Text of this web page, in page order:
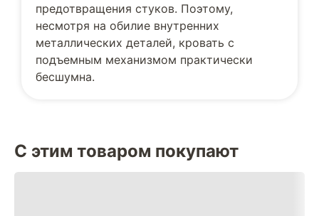
предотвращения стуков. Поэтому,
несмотря на обилие внутренних
металлических деталей, кровать с
подъемным механизмом практически
бесшумна.
С этим товаром покупают